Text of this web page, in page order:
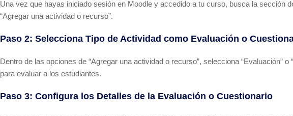
Una vez que hayas iniciado sesión en Moodle y accedido a tu curso, busca la
“Agregar una actividad o recurso”.
Paso 2: Selecciona Tipo de Actividad como Evaluación o
Dentro de las opciones de “Agregar una actividad o recurso”, selecciona “Evaluación”
para evaluar a los estudiantes.
Paso 3: Configura los Detalles de la Evaluación o Cuestionario